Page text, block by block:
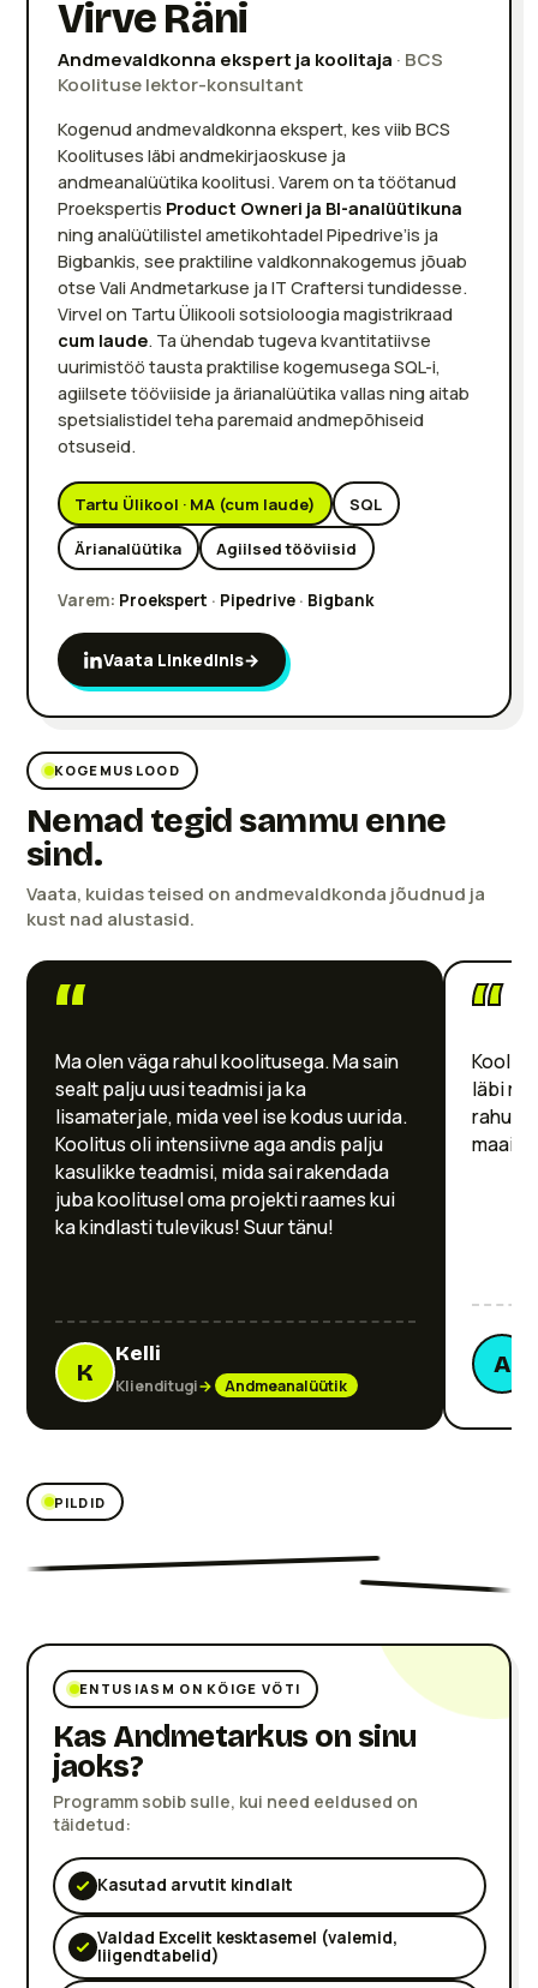
Virve Räni
Andmevaldkonna ekspert ja koolitaja · BCS
Koolituse lektor-konsultant
Kogenud andmevaldkonna ekspert, kes viib BCS
Koolituses läbi andmekirjaoskuse ja
andmeanalüütika koolitusi. Varem on ta töötanud
Proekspertis Product Owneri ja BI-analüütikuna
ning analüütilistel ametikohtadel Pipedrive’is ja
Bigbankis, see praktiline valdkonnakogemus jõuab
otse Vali Andmetarkuse ja IT Craftersi tundidesse.
Virvel on Tartu Ülikooli sotsioloogia magistrikraad
cum laude. Ta ühendab tugeva kvantitatiivse
uurimistöö tausta praktilise kogemusega SQL-i,
agiilsete tööviiside ja ärianalüütika vallas ning aitab
spetsialistidel teha paremaid andmepõhiseid
otsuseid.
Tartu Ülikool · MA (cum laude) SQL
Ärianalüütika Agiilsed tööviisid
Varem: Proekspert · Pipedrive· Bigbank
Vaata LinkedInis→
KOGEMUSLOOD
Nemad tegid sammu enne
sind.
Vaata, kuidas teised on andmevaldkonda jõudnud ja
kust nad alustasid.
“
Ma olen väga rahul koolitusega. Ma sain
sealt palju uusi teadmisi ja ka
lisamaterjale, mida veel ise kodus uurida.
Koolitus oli intensiivne aga andis palju
kasulikke teadmisi, mida sai rakendada
juba koolitusel oma projekti raames kui
ka kindlasti tulevikus! Suur tänu!
K
Kelli
Klienditugi→ Andmeanalüütik
“
läbi
rahule
A
PILDID
Lisa pilt
ENTUSIASM ON KÕIGE VÕTI
Kas Andmetarkus on sinu
jaoks?
Programm sobib sulle, kui need eeldused on
täidetud:
Kasutad arvutit kindlalt
Valdad Excelit kesktasemel (valemid,
liigendtabelid)